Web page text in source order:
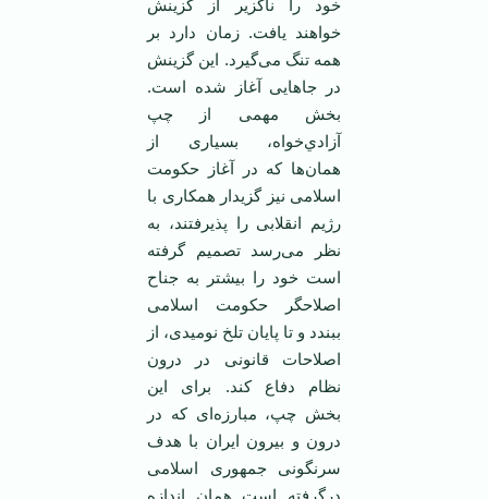
خود را ناگزير از گزينش
خواهند ‏يافت. زمان دارد بر
همه تنگ می‌گيرد. ‏اين گزينش
در جاهايی آغاز شده است.
‏بخش مهمی ‌از چپ
آزادي‌خواه، بسياری از
‏همان‌ها که در آغاز حکومت
اسلامی‌ نيز ‏گزيدار همکاری با
رژيم انقلابی را پذيرفتند، ‏به
‌نظر می‌رسد تصميم گرفته
است خود را ‏بيشتر به جناح
اصلاحگر حکومت اسلامی
‌‏ببندد و تا پايان تلخ نوميدی، از
اصلاحات ‏قانونی در درون
نظام دفاع کند. برای اين
‏بخش چپ، مبارزه‌ای که در
درون و بيرون ‏ايران با هدف
سرنگونی جمهوری اسلامی‌‏
درگرفته است همان ‌اندازه